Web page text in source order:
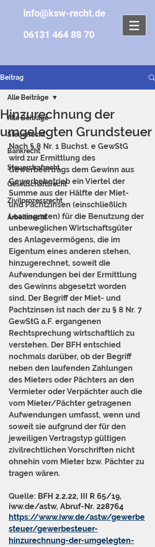
info@ksw-recht.de
06131 464 88 70
Beitrag
Alle Beiträge
Steuerrecht
Bankrecht
Steuerstrafrecht
Gesellschaftsrecht
Zivilprozessrecht
Arbeitsrecht
Alle Beiträge
Hinzurechnung der
umgelegten Grundsteuer
Nach § 8 Nr. 1 Buchst. e GewStG
wird zur Ermittlung des
Gewerbeertrags dem Gewinn aus
Gewerbebetrieb ein Viertel der
Summe aus der Hälfte der Miet-
und Pachtzinsen (einschließlich
Leasingraten) für die Benutzung der
unbeweglichen Wirtschaftsgüter
des Anlagevermögens, die im
Eigentum eines anderen stehen,
hinzugerechnet, soweit die
Aufwendungen bei der Ermittlung
des Gewinns abgesetzt worden
sind. Der Begriff der Miet- und
Pachtzinsen ist nach der zu § 8 Nr. 7
GewStG a.F. ergangenen
Rechtsprechung wirtschaftlich zu
verstehen. Der BFH entschied
nochmals darüber, ob der Begriff
neben den laufenden Zahlungen
des Mieters oder Pächters an den
Vermieter oder Verpächter auch die
vom Mieter/Pächter getragenen
Aufwendungen umfasst, wenn und
soweit sie aufgrund der für den
jeweiligen Vertragstyp gültigen
zivilrechtlichen Vorschriften nicht
ohnehin vom Mieter bzw. Pächter zu
tragen wären.
Quelle: BFH 2.2.22, III R 65/19,
iww.de/astw, Abruf-Nr. 228764
https://www.iww.de/astw/gewerbe
steuer/gewerbesteuer-
hinzurechnung-der-umgelegten-